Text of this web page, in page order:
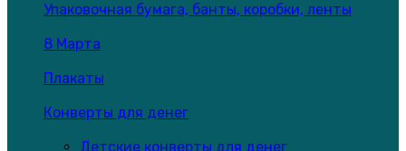
Упаковочная бумага, банты, коробки, ленты
8 Марта
Плакаты
Конверты для денег
Детские конверты для денег